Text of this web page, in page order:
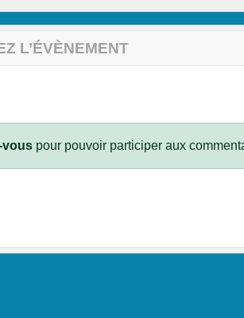
L’ÉVÈNEMENT
vous pour pouvoir participer aux